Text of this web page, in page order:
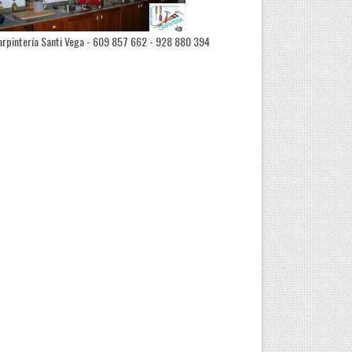
Santi Vega - 609 857 662 - 928 880 394